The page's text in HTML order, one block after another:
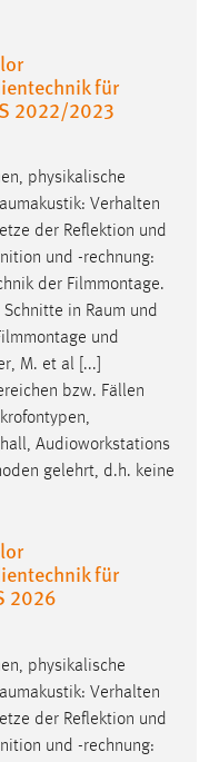
für
2022/2023
physikalische
: Verhalten
der Reflektion und
und -rechnung:
der Filmmontage.
Schnitte in Raum und
und
M. et al [...]
bzw. Fällen
Audioworkstations
gelehrt, d.h. keine
für
2026
physikalische
: Verhalten
der Reflektion und
und -rechnung: